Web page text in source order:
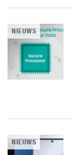
NIEUWS
NIEUWS